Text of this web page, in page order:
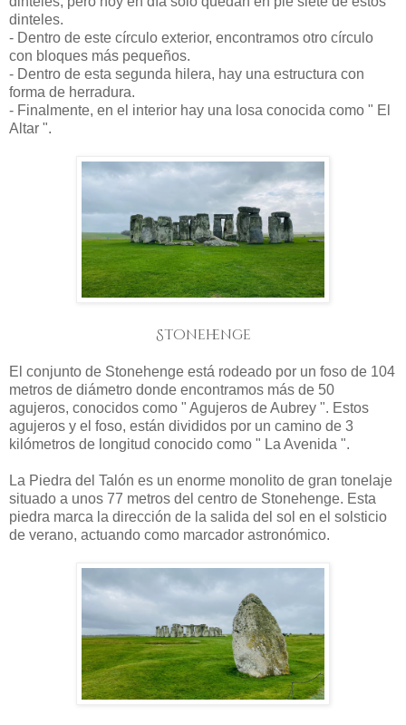
dinteles.
- Dentro de este círculo exterior, encontramos otro círculo
con bloques más pequeños.
- Dentro de esta segunda hilera, hay una estructura con
forma de herradura.
- Finalmente, en el interior hay una losa conocida como " El
Altar ".
Stonehenge
El conjunto de Stonehenge está rodeado por un foso de 104
metros de diámetro donde encontramos más de 50
agujeros, conocidos como " Agujeros de Aubrey ". Estos
agujeros y el foso, están divididos por un camino de 3
kilómetros de longitud conocido como " La Avenida ".
La Piedra del Talón es un enorme monolito de gran tonelaje
situado a unos 77 metros del centro de Stonehenge. Esta
piedra marca la dirección de la salida del sol en el solsticio
de verano, actuando como marcador astronómico.